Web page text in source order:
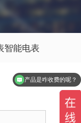
智能电表
有演示系统吗？